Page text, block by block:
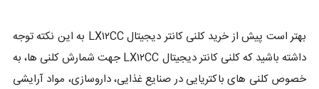
بهتر است پیش از خرید کلنی کانتر دیجیتال LX۱۲CC به این نکته توجه
داشته باشید که کلنی کانتر دیجیتال LX۱۲CC جهت شمارش کلنی ها، به
خصوص کلنی های باکتریایی در صنایع غذایی، داروسازی، مواد آرایشی